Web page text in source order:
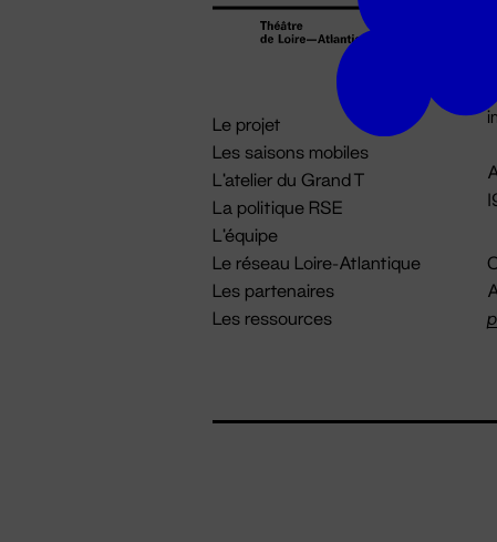
Le projet
Les saisons mobiles
L'atelier du Grand T
La politique RSE
L'équipe
Le réseau Loire-Atlantique
Les partenaires
Les ressources